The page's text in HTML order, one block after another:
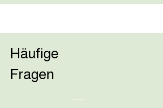
Häufige
Fragen